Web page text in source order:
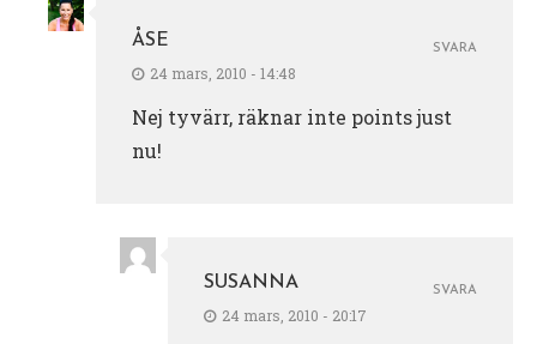
ÅSE
24 mars, 2010 - 14:48
Nej tyvärr, räknar inte points just
nu!
SVARA
SUSANNA
24 mars, 2010 - 20:17
SVARA